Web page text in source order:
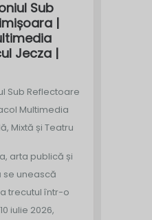
Sub
|
Jecza |
Sub Reflectoare
Multimedia
Mixtă și Teatru
arta publică și
unească
trecutul într-o
iulie 2026,